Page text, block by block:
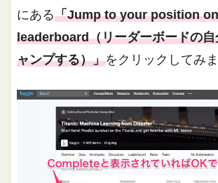
にある「Jump to your position
leaderboard（リーダーボードの自
ャンプする）」をクリックしてみま